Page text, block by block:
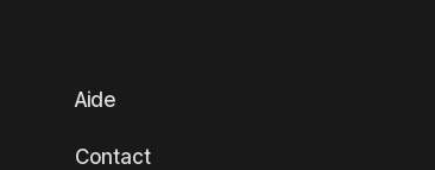
Aide
Contact